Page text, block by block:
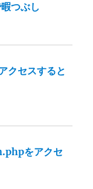
つぶし
セスすると
をアクセ